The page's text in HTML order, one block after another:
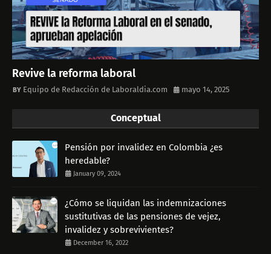
Revive la reforma laboral
Equipo de Redacción de Laboraldia.com mayo 14, 2025
Conceptual
Pensión por invalidez en Colombia ¿es
heredable?
January 09, 2024
¿Cómo se liquidan las indemnizaciones
sustitutivas de las pensiones de vejez,
invalidez y sobrevivientes?
December 16, 2022